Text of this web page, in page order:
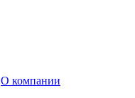
О компании